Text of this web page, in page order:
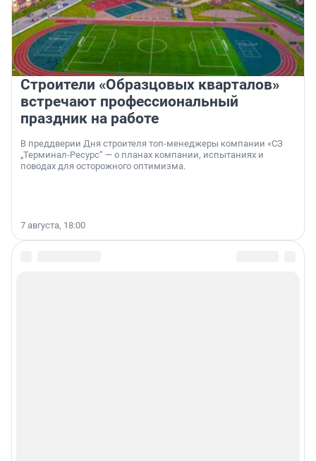
Строители «Образцовых кварталов»
встречают профессиональный
праздник на работе
В преддверии Дня строителя топ-менеджеры компании «СЗ
„Терминал-Ресурс“ — о планах компании, испытаниях и
поводах для осторожного оптимизма.
7 августа, 18:00